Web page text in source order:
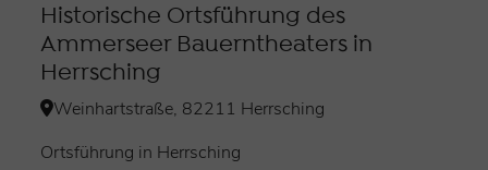
Historische Ortsführung des
Ammerseer Bauerntheaters in
Herrsching
Weinhartstraße, 82211 Herrsching
Ortsführung in Herrsching